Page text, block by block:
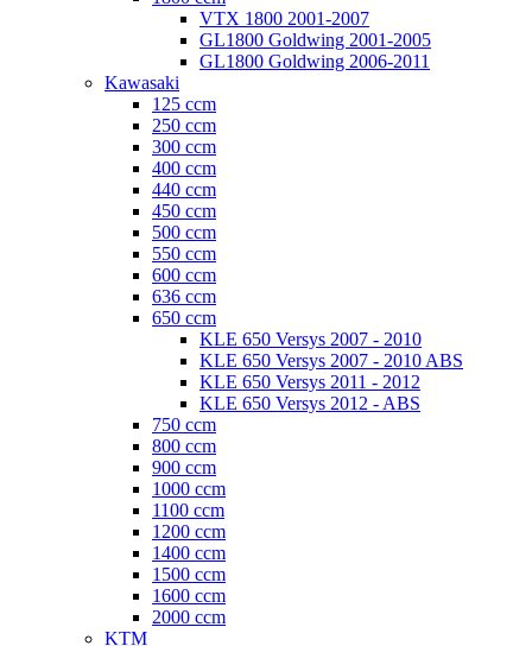
VTX 1800 2001-2007
GL1800 Goldwing 2001-2005
GL1800 Goldwing 2006-2011
Kawasaki
125 ccm
250 ccm
300 ccm
400 ccm
440 ccm
450 ccm
500 ccm
550 ccm
600 ccm
636 ccm
650 ccm
KLE 650 Versys 2007 - 2010
KLE 650 Versys 2007 - 2010 ABS
KLE 650 Versys 2011 - 2012
KLE 650 Versys 2012 - ABS
750 ccm
800 ccm
900 ccm
1000 ccm
1100 ccm
1200 ccm
1400 ccm
1500 ccm
1600 ccm
2000 ccm
KTM